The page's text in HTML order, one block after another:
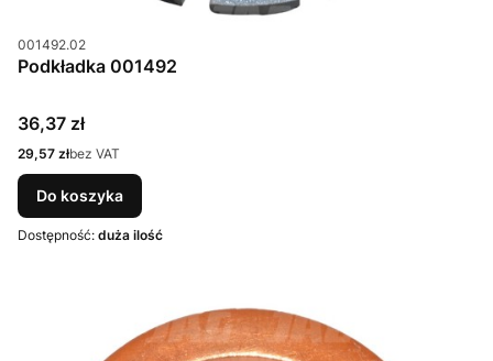
Kod produktu
001492.02
Podkładka 001492
Cena
36,37 zł
Cena
29,57 złbez VAT
Do koszyka
Dostępność: duża ilość